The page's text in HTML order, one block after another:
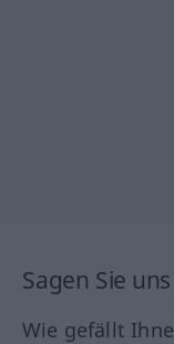
Sagen Sie
Wie gefällt